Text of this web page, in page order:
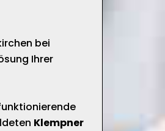
bei
Ihrer
Klempner